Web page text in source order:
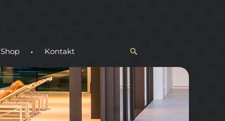
Shop Kontakt